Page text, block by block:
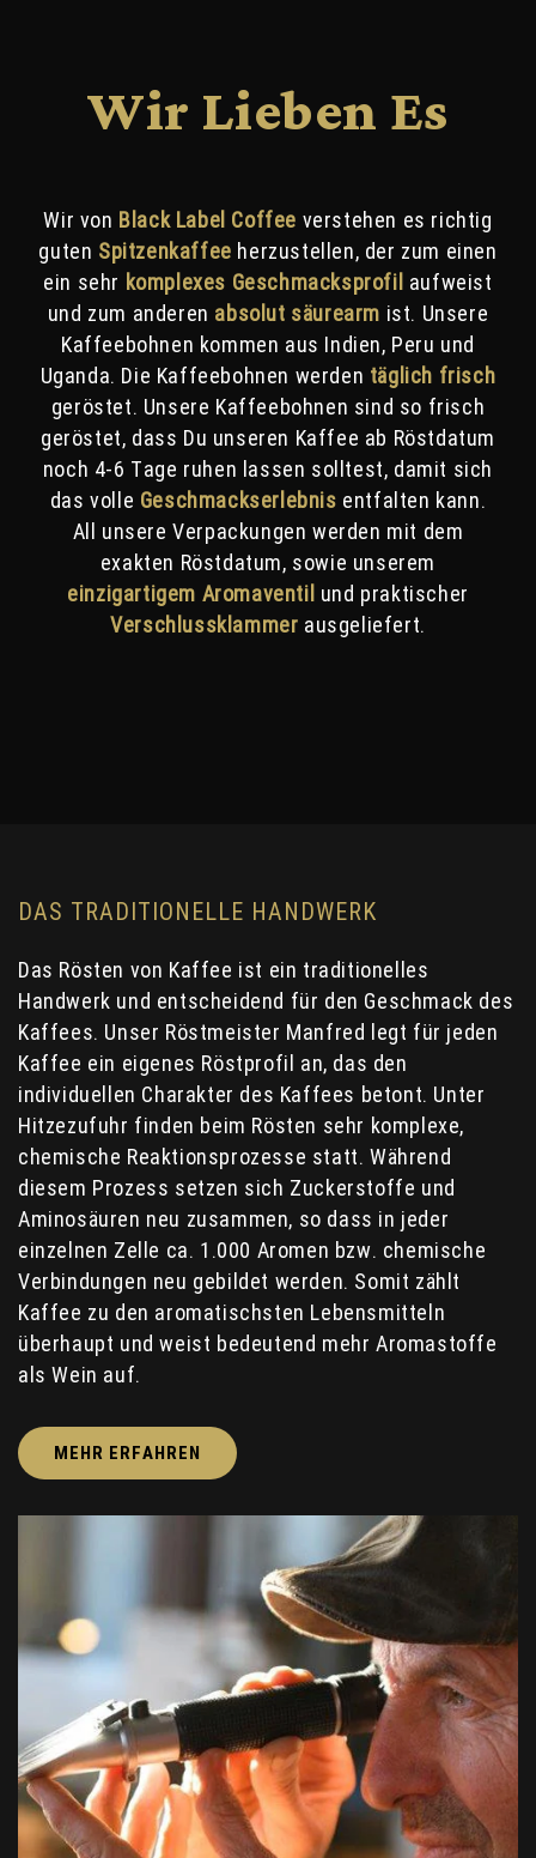
Wir Lieben Es
Wir von Black Label Coffee verstehen es richtig
guten Spitzenkaffee herzustellen, der zum einen
ein sehr komplexes Geschmacksprofil aufweist
und zum anderen absolut säurearm ist. Unsere
Kaffeebohnen kommen aus Indien, Peru und
Uganda. Die Kaffeebohnen werden täglich frisch
geröstet. Unsere Kaffeebohnen sind so frisch
geröstet, dass Du unseren Kaffee ab Röstdatum
noch 4-6 Tage ruhen lassen solltest, damit sich
das volle Geschmackserlebnis entfalten kann.
All unsere Verpackungen werden mit dem
exakten Röstdatum, sowie unserem
einzigartigem Aromaventil und praktischer
Verschlussklammer ausgeliefert.
DAS TRADITIONELLE HANDWERK
Das Rösten von Kaffee ist ein traditionelles
Handwerk und entscheidend für den Geschmack des
Kaffees. Unser Röstmeister Manfred legt für jeden
Kaffee ein eigenes Röstprofil an, das den
individuellen Charakter des Kaffees betont. Unter
Hitzezufuhr finden beim Rösten sehr komplexe,
chemische Reaktionsprozesse statt. Während
diesem Prozess setzen sich Zuckerstoffe und
Aminosäuren neu zusammen, so dass in jeder
einzelnen Zelle ca. 1.000 Aromen bzw. chemische
Verbindungen neu gebildet werden. Somit zählt
Kaffee zu den aromatischsten Lebensmitteln
überhaupt und weist bedeutend mehr Aromastoffe
als Wein auf.
MEHR ERFAHREN